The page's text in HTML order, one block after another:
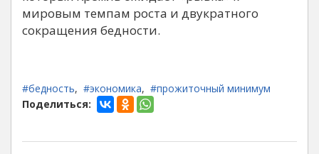
мировым темпам роста и двукратного
сокращения бедности.
#бедность, #экономика, #прожиточный минимум
Поделиться: